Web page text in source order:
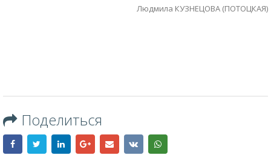
Людмила КУЗНЕЦОВА (ПОТОЦКАЯ)
Поделиться